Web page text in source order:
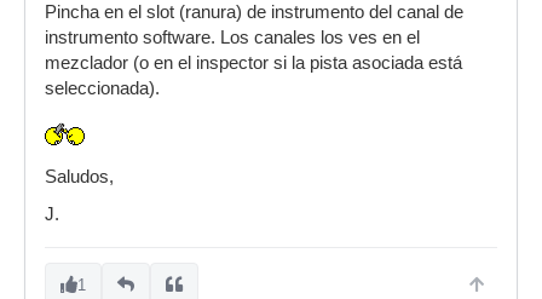
Pincha en el slot (ranura) de instrumento del canal de
instrumento software. Los canales los ves en el
mezclador (o en el inspector si la pista asociada está
seleccionada).
Saludos,
J.
1